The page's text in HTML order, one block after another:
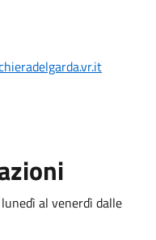
al venerdì dalle